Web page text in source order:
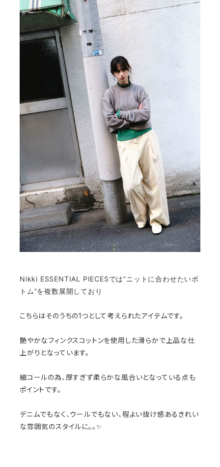
Nikki ESSENTIAL PIECESでは”ニットに合わせたいボ
トム”を複数展開しており
こちらはそのうちの1つとして考えられたアイテムです。
艶やかなフィンクスコットンを使用した滑らかで上品な仕
上がりとなっています。
細コールの為、厚すぎず柔らかな風合いとなっている点も
ポイントです。
デニムでもなく、ウールでもない、程よい抜け感あるきれい
な雰囲気のスタイルに。。✨